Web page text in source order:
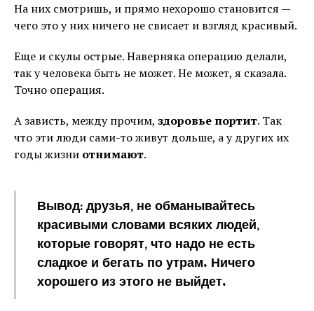
На них смотришь, и прямо нехорошо становится —
чего это у них ничего не свисает и взгляд красивый.
Еще и скулы острые. Наверняка операцию делали,
так у человека быть не может. Не может, я сказала.
Точно операция.
А зависть, между прочим, здоровье портит. Так
что эти люди сами-то живут дольше, а у других их
годы жизни отнимают.
Вывод: друзья, не обманывайтесь
красивыми словами всяких людей,
которые говорят, что надо не есть
сладкое и бегать по утрам. Ничего
хорошего из этого не выйдет.